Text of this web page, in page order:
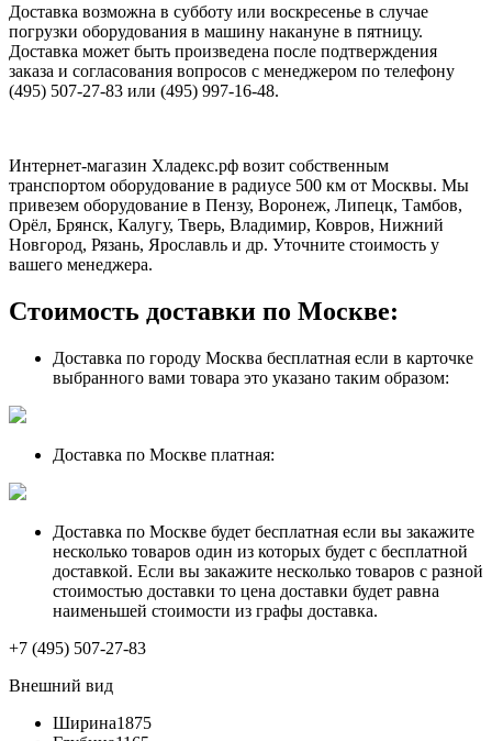
Доставка возможна в субботу или воскресенье в случае
погрузки оборудования в машину накануне в пятницу.
Доставка может быть произведена после подтверждения
заказа и согласования вопросов с менеджером по телефону
(495) 507-27-83 или (495) 997-16-48.
Интернет-магазин Хладекс.рф возит собственным
транспортом оборудование в радиусе 500 км от Москвы. Мы
привезем оборудование в Пензу, Воронеж, Липецк, Тамбов,
Орёл, Брянск, Калугу, Тверь, Владимир, Ковров, Нижний
Новгород, Рязань, Ярославль и др. Уточните стоимость у
вашего менеджера.
Стоимость доставки по Москве:
Доставка по городу Москва бесплатная если в карточке
выбранного вами товара это указано таким образом:
Доставка по Москве платная:
Доставка по Москве будет бесплатная если вы закажите
несколько товаров один из которых будет с бесплатной
доставкой. Если вы закажите несколько товаров с разной
стоимостью доставки то цена доставки будет равна
наименьшей стоимости из графы доставка.
+7 (495) 507-27-83
Внешний вид
Ширина1875